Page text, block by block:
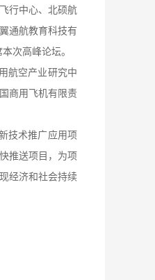
行中心、北硕航
通航教育科技有
次高峰论坛。
航空产业研究中
商用飞机有限责
技术推广应用项
推送项目，为项
经济和社会持续